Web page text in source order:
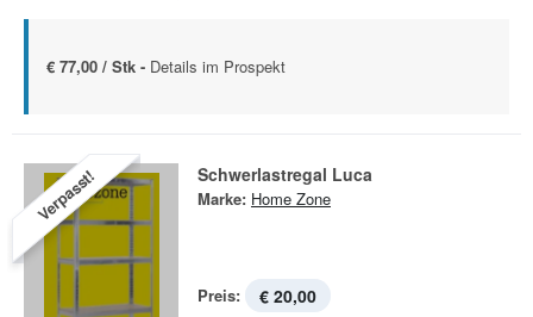
€ 77,00 / Stk - Details im Prospekt
Verpasst! Schwerlastregal Luca
Marke: Home Zone
Preis: € 20,00